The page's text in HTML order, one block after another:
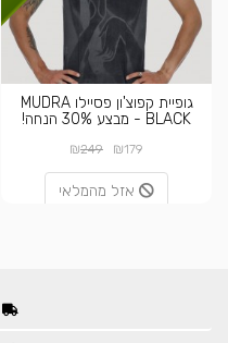
גופיית קפוצ'ון פסיילו MUDRA
BLACK - מבצע 30% הנחה!
₪179
₪249
אזל מהמלאי